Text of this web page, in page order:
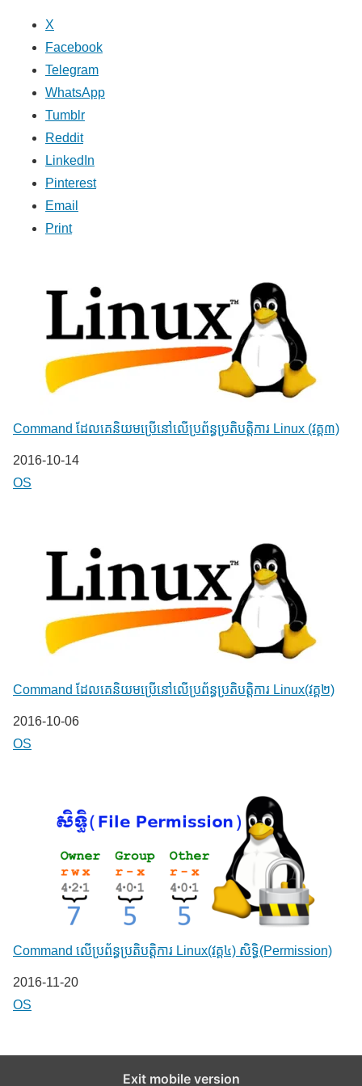
X
Facebook
Telegram
WhatsApp
Tumblr
Reddit
LinkedIn
Pinterest
Email
Print
Command ដែល​​គេ​​និយម​​ប្រើ​​នៅ​លើ​​ប្រព័ន្ធ​​ប្រតិបត្តិការ​ Linux (វគ្គ៣)
Date
2016-10-14
In relation to
OS
Command ដែល​​គេ​​និយម​​ប្រើ​​នៅ​លើ​​ប្រព័ន្ធ​​ប្រតិបត្តិការ​ Linux(វគ្គ២)
Date
2016-10-06
In relation to
OS
Command លើ​​ប្រព័ន្ធ​​ប្រតិបត្តិការ​ Linux(វគ្គ៤) សិទ្ធិ(Permission)
Date
2016-11-20
In relation to
OS
Exit mobile version